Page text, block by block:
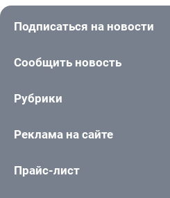
Подписаться на новости
Сообщить новость
Рубрики
Реклама на сайте
Прайс-лист